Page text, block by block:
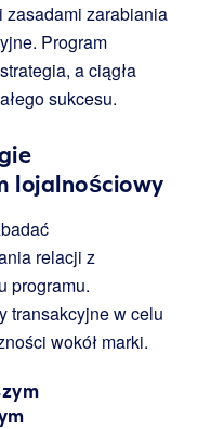
zasadami zarabiania
Program
a ciągła
sukcesu.
lojalnościowy
relacji z
programu.
transakcyjne w celu
wokół marki.